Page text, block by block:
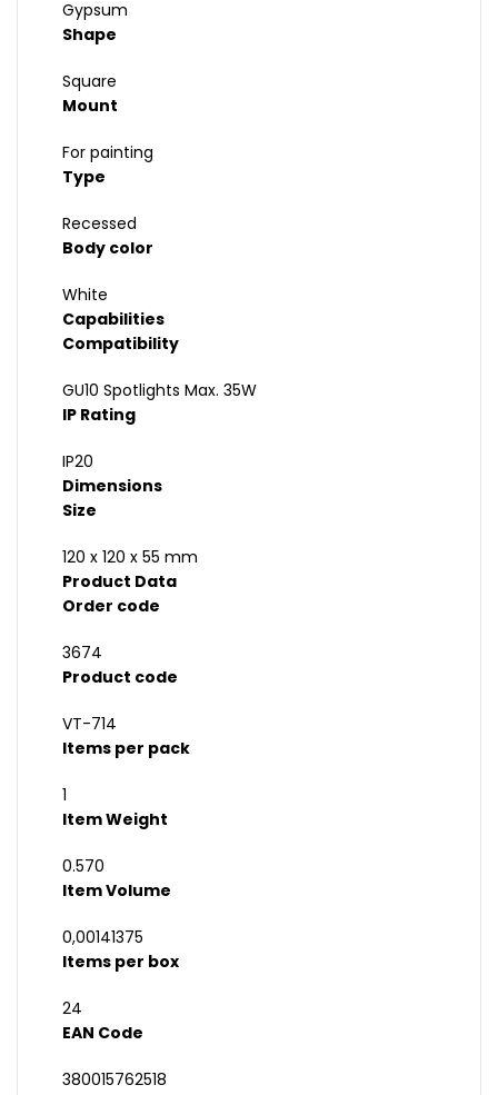
Gypsum
Shape
Square
For painting
Type
Recessed
Body color
White
Capabilities
Compatibility
GU10 Spotlights Max. 35W
IP Rating
IP20
Dimensions
120 x 120 x 55 mm
Product Data
3674
VT-714
Items per pack
1
Item Weight
0.570
0,00141375
Items per box
24